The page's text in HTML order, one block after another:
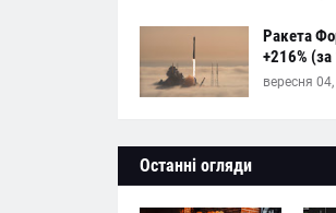
Ракета
+216% (за
вересня
Останні огляди